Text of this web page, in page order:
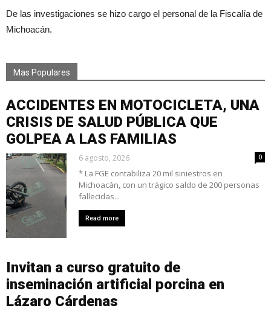
De las investigaciones se hizo cargo el personal de la Fiscalía de
Michoacán.
Mas Populares
ACCIDENTES EN MOTOCICLETA, UNA
CRISIS DE SALUD PÚBLICA QUE
GOLPEA A LAS FAMILIAS
6 agosto, 2026 0
* La FGE contabiliza 20 mil siniestros en
Michoacán, con un trágico saldo de 200 personas
fallecidas...
Read more
Invitan a curso gratuito de
inseminación artificial porcina en
Lázaro Cárdenas